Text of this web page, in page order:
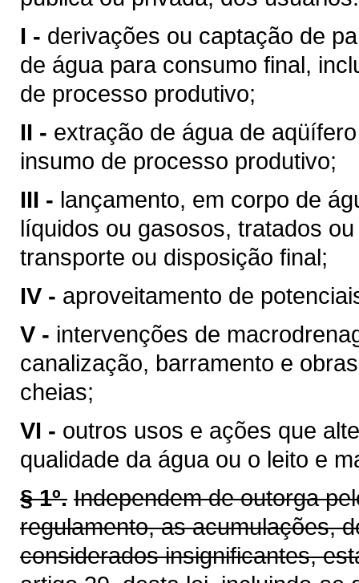
I - derivações ou captação de
de água para consumo final,
de processo produtivo;
II - extração de água de
insumo de processo produtivo;
III - lançamento, em corpo de
líquidos ou gasosos, tratados
transporte ou disposição final;
IV - aproveitamento de
V - intervenções de
canalização, barramento e
cheias;
VI - outros usos e ações que
qualidade da água ou o leito e
§ 1º. Independem de outorga
regulamento, as acumulações,
considerados insignificantes,